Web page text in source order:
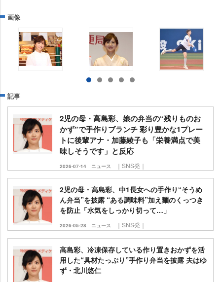
画像
記事
2児の母・高島彩、娘の弁当の“残りものお
かず”で手作りブランチ 彩り豊かな1プレー
トに後輩アナ・加藤綾子も「栄養満点で美
味しそうです」と反応
2026-07-14 ニュース ｜SNS発｜
2児の母・高島彩、中1長女への手作り“そうめ
ん弁当”を披露 “ある調味料”加え麺のくっつき
を防止「水気をしっかり切って…」
2026-05-28 ニュース ｜SNS発｜
高島彩、冷凍保存している作り置きおかずを活
用した“具材たっぷり”手作り弁当を披露 夫はゆ
ず・北川悠仁